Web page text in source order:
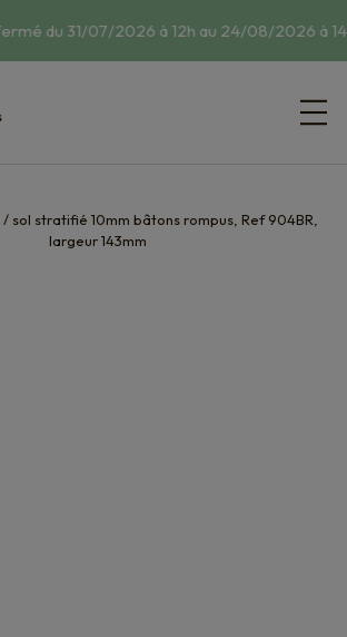
du 31/07/2026 à 12h au 24/08/2026 à
/ sol stratifié 10mm bâtons rompus, Ref 904BR,
largeur 143mm